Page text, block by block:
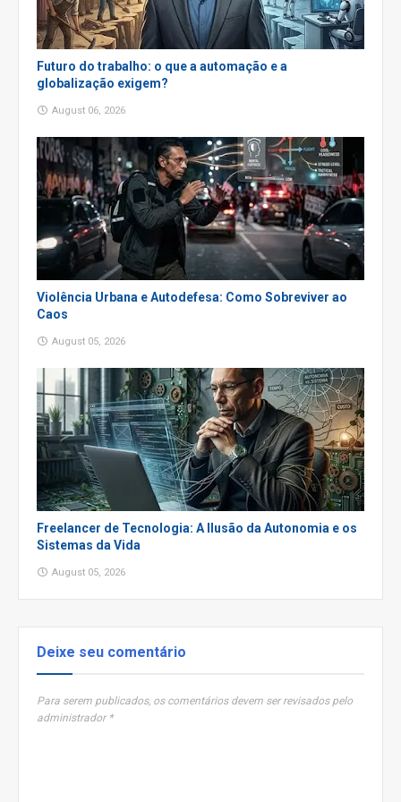
Futuro do trabalho: o que a automação e a
globalização exigem?
August 06, 2026
Violência Urbana e Autodefesa: Como Sobreviver ao
Caos
August 05, 2026
Freelancer de Tecnologia: A Ilusão da Autonomia e os
Sistemas da Vida
August 05, 2026
Deixe seu comentário
Para serem publicados, os comentários devem ser revisados pelo
administrador *